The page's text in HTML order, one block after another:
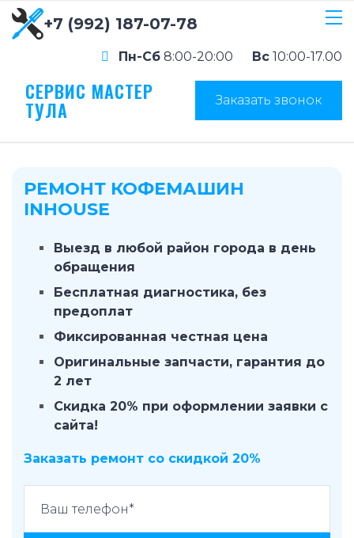
+7 (992) 187-07-78
Пн-Сб 8:00-20:00 Вс 10:00-17.00
СЕРВИС МАСТЕР
ТУЛА Заказать звонок
РЕМОНТ КОФЕМАШИН
INHOUSE
Выезд в любой район города в день
обращения
Бесплатная диагностика, без
предоплат
Фиксированная честная цена
Оригинальные запчасти, гарантия до
2 лет
Скидка 20% при оформлении заявки с
сайта!
Заказать ремонт со скидкой 20%